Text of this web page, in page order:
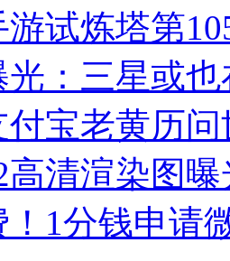
试炼塔第
光：三星或
宝老黄历
高清渲染图
1分钱申请